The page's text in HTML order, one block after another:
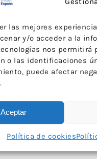
las mejores
y/o acceder a la
nos permitirá
o las identificaciones
puede afectar
Aceptar
Política de cookies
cómo los
educativos
organizada por
GO! 2025.